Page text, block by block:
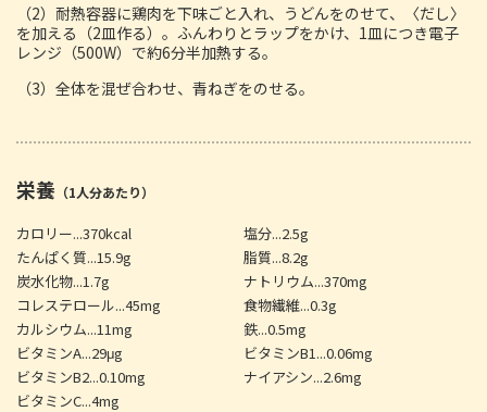
（2）耐熱容器に鶏肉を下味ごと入れ、うどんをのせて、〈だし〉
を加える（2皿作る）。ふんわりとラップをかけ、1皿につき電子
レンジ（500W）で約6分半加熱する。
（3）全体を混ぜ合わせ、青ねぎをのせる。
栄養 （1人分あたり）
カロリー...370kcal
塩分...2.5g
たんぱく質...15.9g
脂質...8.2g
炭水化物...1.7g
ナトリウム...370mg
コレステロール...45mg
食物繊維...0.3g
カルシウム...11mg
鉄...0.5mg
ビタミンA...29μg
ビタミンB1...0.06mg
ビタミンB2...0.10mg
ナイアシン...2.6mg
ビタミンC...4mg